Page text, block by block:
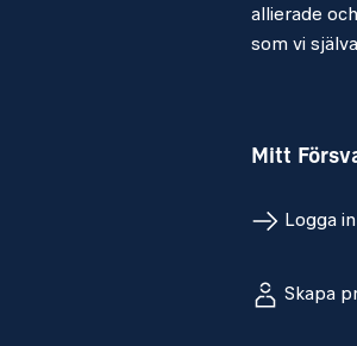
- administrera och dokumentera
säkerhetsunderlag och även delta i
allierade
som vi
Mitt
Logga in
Skapa